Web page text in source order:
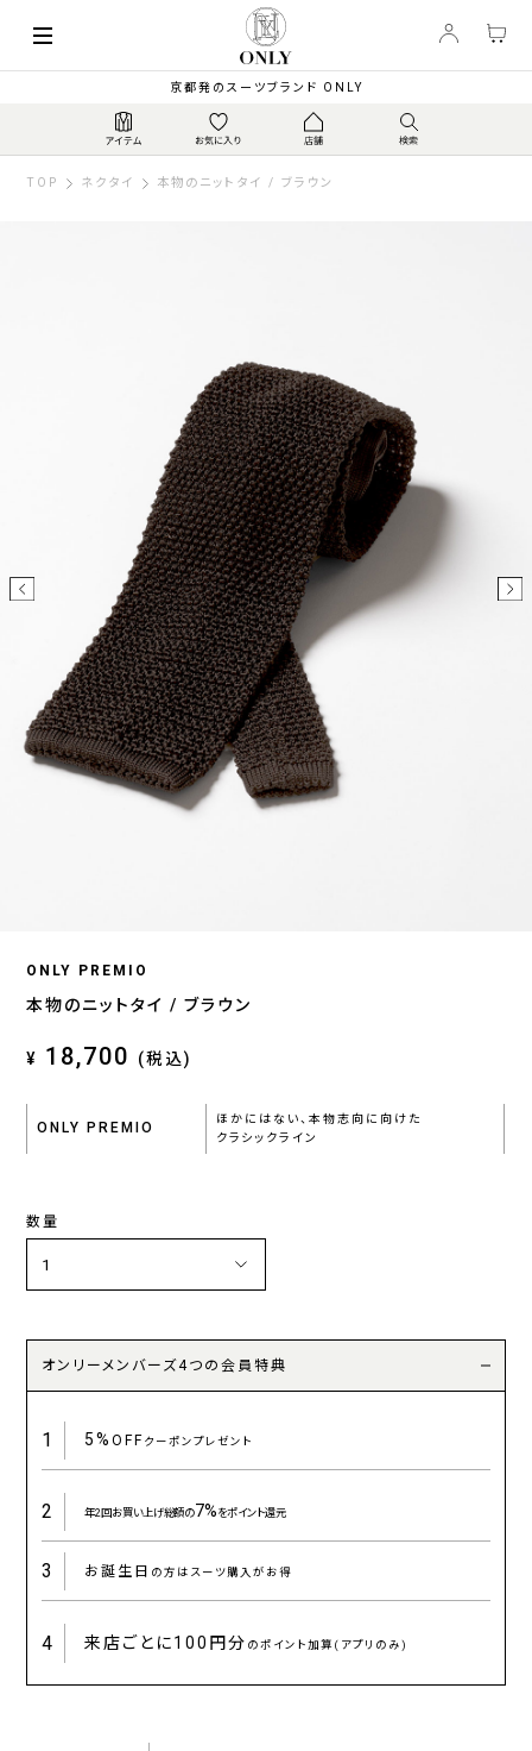
京都発のスーツブランド ONLY
TOP ネクタイ 本物のニットタイ / ブラウン
ONLY PREMIO
本物のニットタイ / ブラウン
¥ 18,700 (税込)
ONLY PREMIO
ほかにはない、本物志向に向けた
クラシックライン
数量
オンリーメンバーズ4つの会員特典
1 5%OFFクーポンプレゼント
2 年2回お買い上げ総額の7%をポイント還元
3 お誕生日 の方はスーツ購入がお得
4 来店ごとに100円分 のポイント加算(アプリのみ)